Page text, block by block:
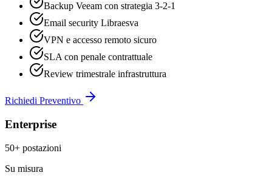
Backup Veeam con strategia 3-2-1
Email security Libraesva
VPN e accesso remoto sicuro
SLA con penale contrattuale
Review trimestrale infrastruttura
Richiedi Preventivo
Enterprise
50+ postazioni
Su misura